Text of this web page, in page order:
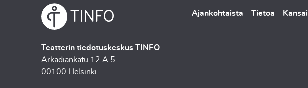
Teatterin tiedotuskeskus TINFO
Arkadiankatu 12 A 5
00100 Helsinki
Ajankohtaista Tietoa